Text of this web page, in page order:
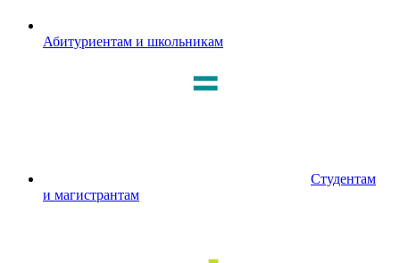
Абитуриентам и школьникам
Студентам
и магистрантам